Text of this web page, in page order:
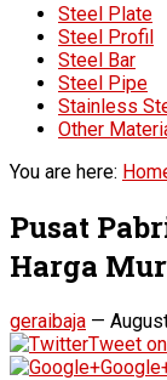
Steel Plate
Steel Profil
Steel Bar
Steel Pipe
Stainless
Other
You are here:
Pusat
Harga
geraibaja —
Tweet